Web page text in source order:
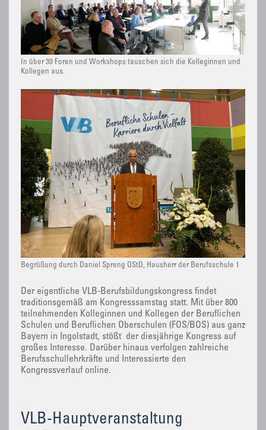
In über 30 Foren und Workshops tauschen sich die Kolleginnen und
Kollegen aus.
Begrüßung durch Daniel Spreng OStD, Hausherr der Berufsschule 1
Der eigentliche VLB-Berufsbildungskongress findet
traditionsgemäß am Kongresssamstag statt. Mit über 800
teilnehmenden Kolleginnen und Kollegen der Beruflichen
Schulen und Beruflichen Oberschulen (FOS/BOS) aus ganz
Bayern in Ingolstadt, stößt der diesjährige Kongress auf
großes Interesse. Darüber hinaus verfolgen zahlreiche
Berufsschullehrkräfte und Interessierte den
Kongressverlauf online.
VLB-Hauptveranstaltung